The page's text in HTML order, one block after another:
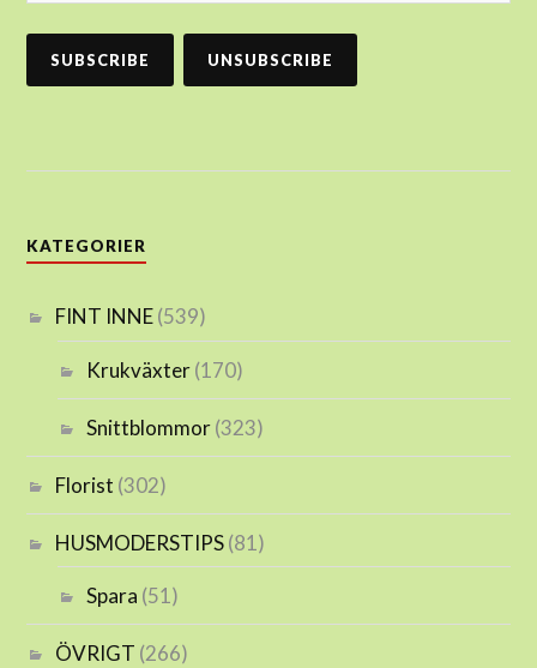
KATEGORIER
FINT INNE(539)
Krukväxter(170)
Snittblommor(323)
Florist (302)
HUSMODERSTIPS(81)
Spara (51)
ÖVRIGT (266)